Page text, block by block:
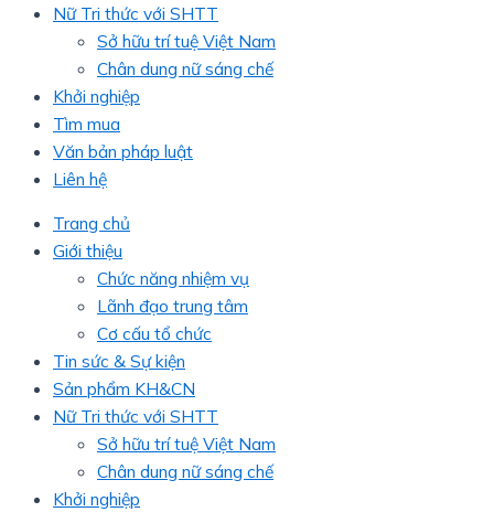
Nữ Tri thức với SHTT
Sở hữu trí tuệ Việt Nam
Chân dung nữ sáng chế
Khởi nghiệp
Tìm mua
Văn bản pháp luật
Liên hệ
Trang chủ
Giới thiệu
Chức năng nhiệm vụ
Lãnh đạo trung tâm
Cơ cấu tổ chức
Tin sức & Sự kiện
Sản phẩm KH&CN
Nữ Tri thức với SHTT
Sở hữu trí tuệ Việt Nam
Chân dung nữ sáng chế
Khởi nghiệp